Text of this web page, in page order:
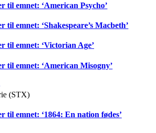
til emnet: ‘American Psycho’
til emnet: ‘Shakespeare’s Macbeth’
til emnet: ‘Victorian Age’
til emnet: ‘American Misogny’
(STX)
til emnet: ‘1864: En nation fødes’